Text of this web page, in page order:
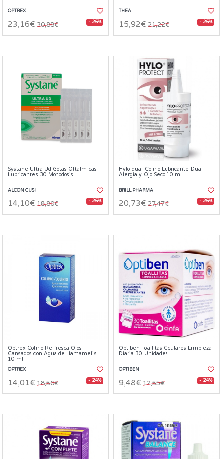
OPTREX
23,16€ 30,88€ - 25%
THEA
15,92€ 21,22€ - 25%
Systane Ultra Ud Gotas Oftalmicas
Lubricantes 30 Monodosis
ALCON CUSI
14,10€ 18,80€ - 25%
Hylo-dual Colirio Lubricante Dual
Alergia y Ojo Seco 10 ml
BRILL PHARMA
20,73€ 27,47€ - 25%
Optrex Colirio Re-fresca Ojos
Cansados con Agua de Hamamelis
10 ml
OPTREX
14,01€ 18,56€ - 24%
Optiben Toallitas Oculares Limpieza
Diaria 30 Unidades
OPTIBEN
9,48€ 12,55€ - 24%